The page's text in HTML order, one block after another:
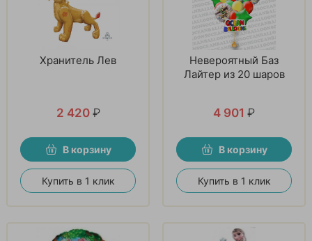
Хранитель Лев
2 420 ₽
В корзину
Купить в 1 клик
Невероятный Баз
Лайтер из 20 шаров
4 901 ₽
В корзину
Купить в 1 клик